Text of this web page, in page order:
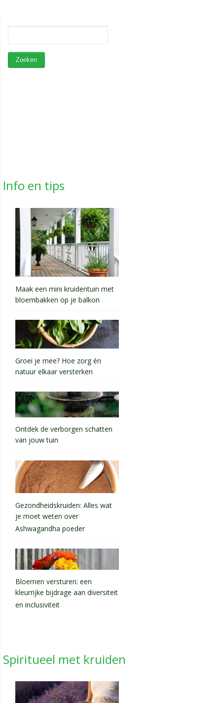
Info en tips
Maak een mini kruidentuin met
bloembakken op je balkon
Groei je mee? Hoe zorg én
natuur elkaar versterken
Ontdek de verborgen schatten
van jouw tuin
Gezondheidskruiden: Alles wat
je moet weten over
Ashwagandha poeder
Bloemen versturen: een
kleurrijke bijdrage aan diversiteit
en inclusiviteit
Spiritueel met kruiden